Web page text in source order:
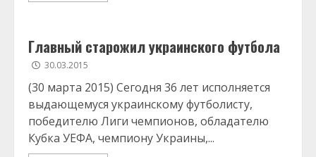
Главный старожил украинского футбола
30.03.2015
(30 марта 2015) Сегодня 36 лет исполняется
выдающемуся украинскому футболисту,
победителю Лиги чемпионов, обладателю
Кубка УЕФА, чемпиону Украины,...